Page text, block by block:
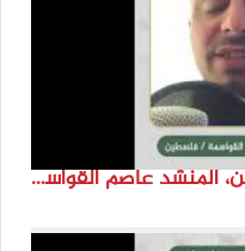
انتماء2021: موال لعيون فلسطين، المنشد عاصم القواسمة، الاردن